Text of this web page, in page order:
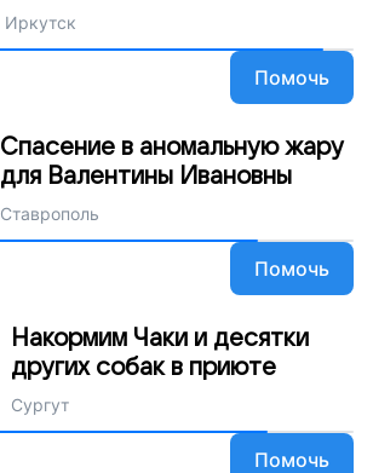
Иркутск
Помочь
Спасение в аномальную жару
для Валентины Ивановны
Ставрополь
Помочь
Накормим Чаки и десятки
других собак в приюте
Сургут
Помочь